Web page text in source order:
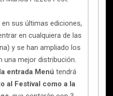
sus últimas ediciones,
en cualquiera de las
y se han ampliado los
una mejor distribución.
la entrada Menú tendrá
al Festival como a la